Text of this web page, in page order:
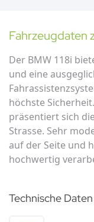
Fahrzeugdaten
Der BMW 118i
und eine
höchste
präsentiert sich
Strasse. Sehr
auf der Seite und
hochwertig
Technische Daten